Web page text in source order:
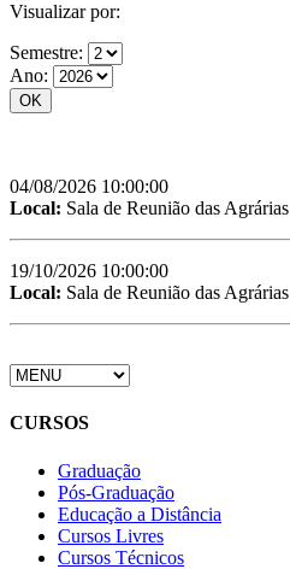
Visualizar por:
Semestre:
Ano:
04/08/2026 10:00:00
Local: Sala de Reunião das Agrárias
19/10/2026 10:00:00
Local: Sala de Reunião das Agrárias
CURSOS
Graduação
Pós-Graduação
Educação a Distância
Cursos Livres
Cursos Técnicos